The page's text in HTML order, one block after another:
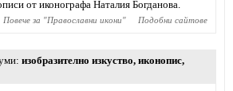
от иконографа Наталия Богданова.
Повече за "Православни икони" Подобни сайтове
изобразително изкуство, иконопис,